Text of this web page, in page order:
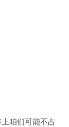
咱们可能不占